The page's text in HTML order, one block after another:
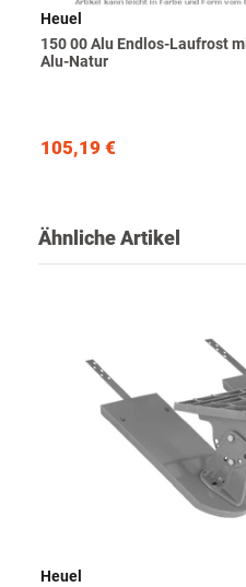
Heuel
150 00 Alu Endlos-Laufrost
Alu-Natur
105,19 €
Ähnliche Artikel
Heuel